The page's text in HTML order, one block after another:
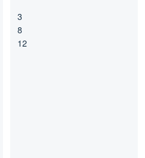
3
8
12